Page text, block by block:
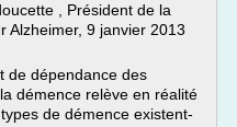
, Président de la
Alzheimer, 9 janvier 2013
de dépendance des
démence relève en réalité
de démence existent-